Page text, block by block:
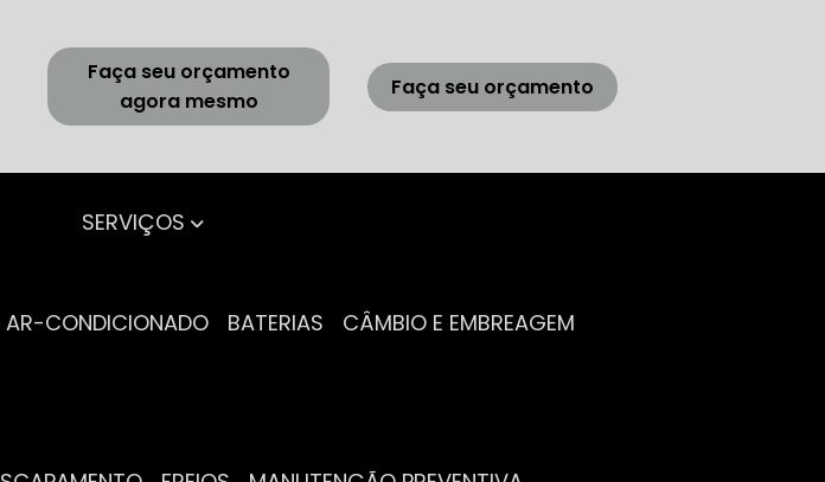
Faça seu orçamento
agora mesmo
Faça seu orçamento
SERVIÇOS
AR-CONDICIONADO BATERIAS CÂMBIO E EMBREAGEM